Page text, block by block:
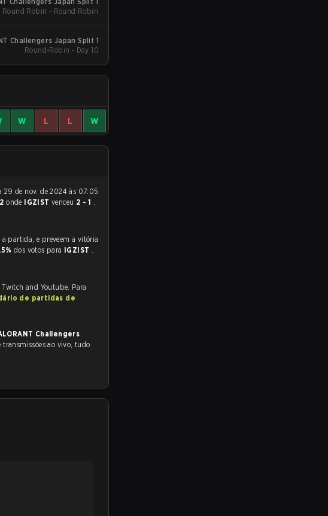
Round Robin - Round Robin
Challengers Japan Split 1
Round-Robin - Day 10
W L L W
2onde IGZIST venceu 2 - 1 .
dos votos para IGZIST .
and Youtube. Para
de partidas de
Challengers